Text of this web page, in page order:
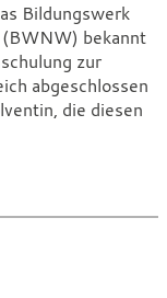
Bildungswerk
bekannt
zur
abgeschlossen
die diesen